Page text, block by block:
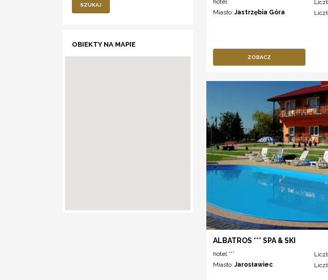
SZUKAJ
OBIEKTY NA MAPIE
hotel
Miasto:Jastrzębia Góra
ZOBACZ
ALBATROS *** SPA & SKI
hotel ***
Miasto:Jarosławiec